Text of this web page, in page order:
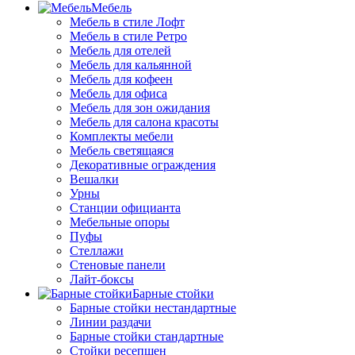
Мебель
Мебель в стиле Лофт
Мебель в стиле Ретро
Мебель для отелей
Мебель для кальянной
Мебель для кофеен
Мебель для офиса
Мебель для зон ожидания
Мебель для салона красоты
Комплекты мебели
Мебель светящаяся
Декоративные ограждения
Вешалки
Урны
Станции официанта
Мебельные опоры
Пуфы
Стеллажи
Стеновые панели
Лайт-боксы
Барные стойки
Барные стойки нестандартные
Линии раздачи
Барные стойки стандартные
Стойки ресепшен